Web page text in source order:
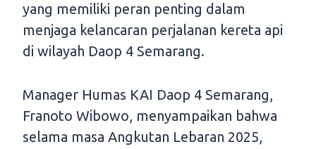
yang memiliki peran penting dalam
menjaga kelancaran perjalanan kereta api
di wilayah Daop 4 Semarang.
Manager Humas KAI Daop 4 Semarang,
Franoto Wibowo, menyampaikan bahwa
selama masa Angkutan Lebaran 2025,